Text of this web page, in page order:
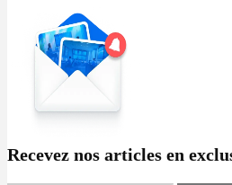
Recevez nos articles en